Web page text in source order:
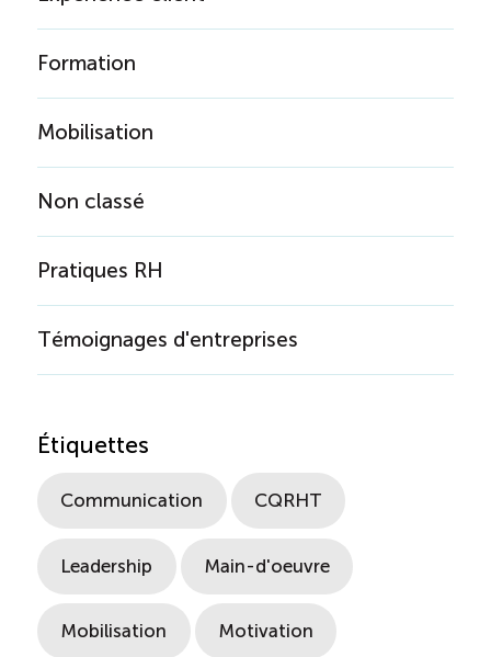
Formation
Mobilisation
Non classé
Pratiques RH
Témoignages d'entreprises
Étiquettes
Communication CQRHT
Leadership Main-d'oeuvre
Mobilisation Motivation